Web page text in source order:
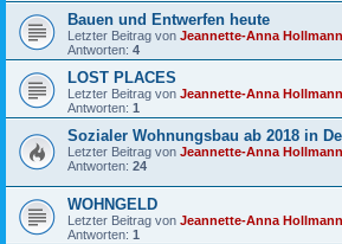
Bauen und Entwerfen heute
Letzter Beitrag von Jeannette-Anna Hollmann
Antworten: 4
LOST PLACES
Letzter Beitrag von Jeannette-Anna Hollmann
Antworten: 1
Sozialer Wohnungsbau ab 2018 in
Letzter Beitrag von Jeannette-Anna Hollmann
Antworten: 24
WOHNGELD
Letzter Beitrag von Jeannette-Anna Hollmann
Antworten: 1